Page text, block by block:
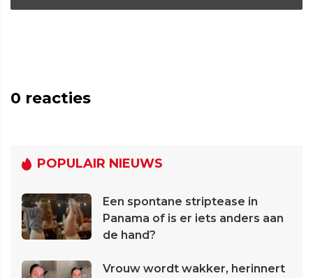
0 reacties
POPULAIR NIEUWS
Een spontane striptease in
Panama of is er iets anders aan
de hand?
Vrouw wordt wakker, herinnert